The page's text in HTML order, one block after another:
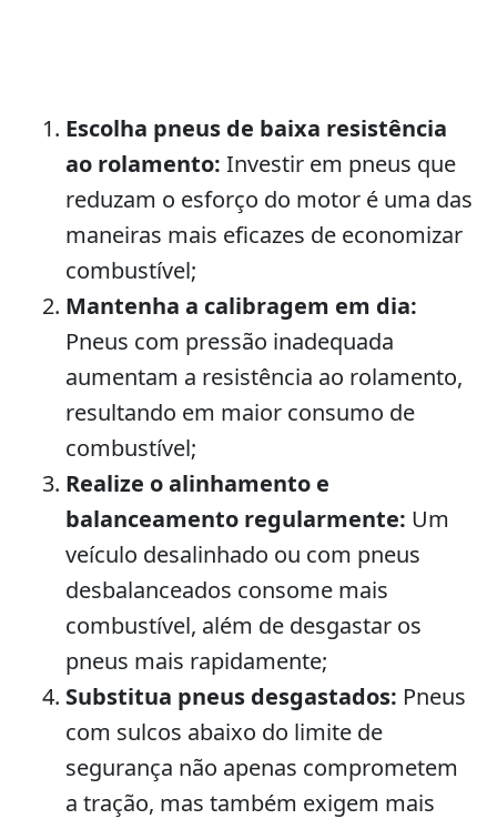
Escolha pneus de baixa resistência
ao rolamento: Investir em pneus que
reduzam o esforço do motor é uma das
maneiras mais eficazes de economizar
combustível;
Mantenha a calibragem em dia:
Pneus com pressão inadequada
aumentam a resistência ao rolamento,
resultando em maior consumo de
combustível;
Realize o alinhamento e
balanceamento regularmente: Um
veículo desalinhado ou com pneus
desbalanceados consome mais
combustível, além de desgastar os
pneus mais rapidamente;
Substitua pneus desgastados: Pneus
com sulcos abaixo do limite de
segurança não apenas comprometem
a tração, mas também exigem mais